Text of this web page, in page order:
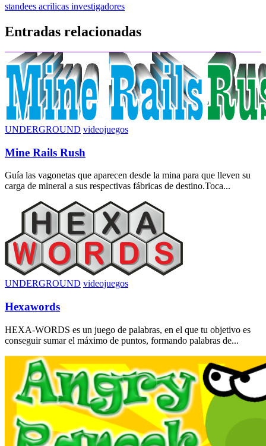
Navegación
de
entradas
standees acrilicas investigadores
Entradas relacionadas
UNDERGROUND videojuegos
Mine Rails Rush
Guía las vagonetas que aparecen desde la mina para que lleven su
carga de mineral a sus respectivas fábricas de destino.Toca...
UNDERGROUND videojuegos
Hexawords
HEXA-WORDS es un juego de palabras, en el que tu objetivo es
conseguir sumar el máximo de puntos, formando palabras de...